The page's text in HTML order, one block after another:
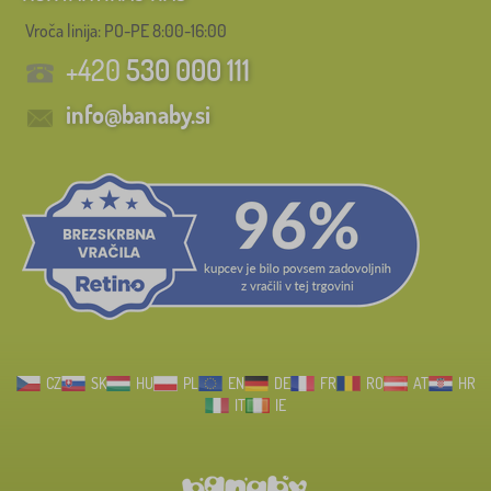
Vroča linija: PO-PE 8:00-16:00
+420530 000 111
info@banaby.si
CZ SK HU PL EN DE FR RO AT
HR
IT
IE